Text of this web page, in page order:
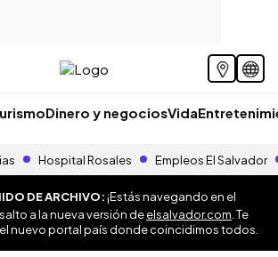
Dinero y negociosVida
Hospital Rosales Empleos El Salvador
DE ARCHIVO:¡Estás navegando en el
a la nueva versión deelsalvador.com . Te
nuevo portal país donde coincidimos todos.